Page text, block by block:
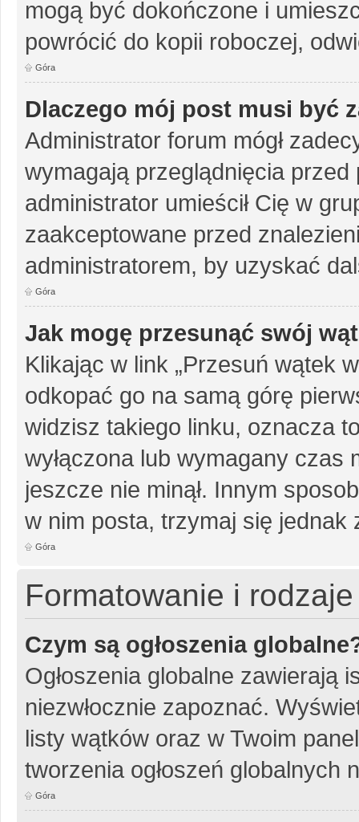
mogą być dokończone i
powrócić do kopii roboczej,
Góra
Dlaczego mój post musi być
Administrator forum mógł
wymagają przeglądnięcia
administrator umieścił Cię w
zaakceptowane przed
administratorem, by uzyskać
Góra
Jak mogę przesunąć swój
Klikając w link „Przesuń wątek
odkopać go na samą górę
widzisz takiego linku, oznacza
wyłączona lub wymagany
jeszcze nie minął. Innym
w nim posta, trzymaj się jednak
Góra
Formatowanie i
Czym są ogłoszenia
Ogłoszenia globalne zawierają
niezwłocznie zapoznać.
listy wątków oraz w Twoim
tworzenia ogłoszeń globalnych
Góra